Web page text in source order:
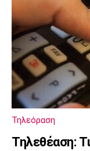
Τηλεόραση
Τηλεθέαση: